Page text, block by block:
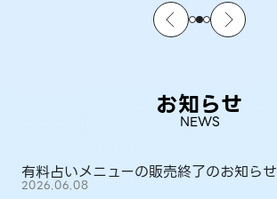
お知らせ
NEWS
有料占いメニューの販売終了のお知らせ
2026.06.08